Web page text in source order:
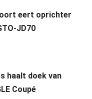
eert oprichter
JD70
haalt doek van
Coupé